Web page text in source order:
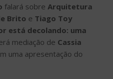
falará sobre Arquitetura
Brito e Tiago Toy
está decolando: uma
mediação de Cassia
uma apresentação do